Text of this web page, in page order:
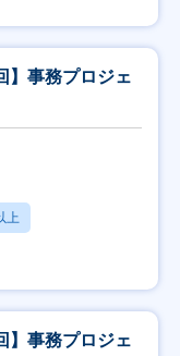
】事務プロジェ
上
】事務プロジェ